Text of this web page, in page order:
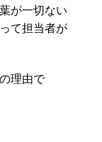
が一切ない
て担当者が
理由で